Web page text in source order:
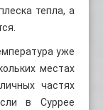
тепла, а
уже
местах
частях
в Суррее